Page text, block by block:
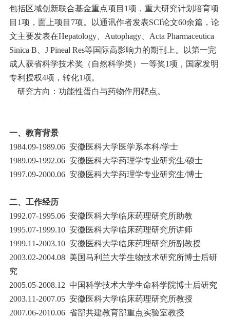
包括区域创新联合基金重点项目1项，重大研究计划培育项
目1项，面上项目7项。以通讯作者发表SCI论文60余篇，论
文主要发表在Hepatology、Autophagy、Acta Pharmaceutica
Sinica B、J Pineal Res等国际高影响力的期刊上。以第一完
成人获省科学技术奖（自然科学类）一等奖1项，国家发明
专利授权4项，转化1项。
研究方向：功能性蛋白与药物作用靶点。
一、教育背景
1984.09-1989.06 安徽医科大学医学系本科/学士
1989.09-1992.06 安徽医科大学药理学专业研究生/硕士
1997.09-2000.06 安徽医科大学药理学专业研究生/博士
二、工作经历
1992.07-1995.06 安徽医科大学临床药理研究所助教
1995.07-1999.10 安徽医科大学临床药理研究所讲师
1999.11-2003.10 安徽医科大学临床药理研究所副教授
2003.02-2004.08 美国马利兰大学生物技术研究所博士后研
究
2005.05-2008.12 中国科学技术大学生命科学院博士后研究
2003.11-2007.05 安徽医科大学临床药理研究所教授
2007.06-2010.06 省部共建教育部重点实验室教授